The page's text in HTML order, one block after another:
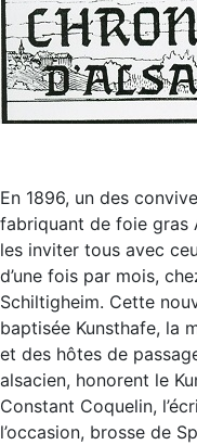
En 1896, un des
fabriquant de foie gras
les inviter tous avec
d’une fois par mois,
Schiltigheim. Cette
baptisée Kunsthafe, la
et des hôtes de
alsacien, honorent le
Constant Coquelin,
l’occasion, brosse de